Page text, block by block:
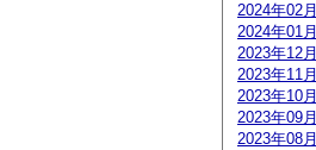
2024年02月
2024年01月
2023年12月
2023年11月
2023年10月
2023年09月
2023年08月